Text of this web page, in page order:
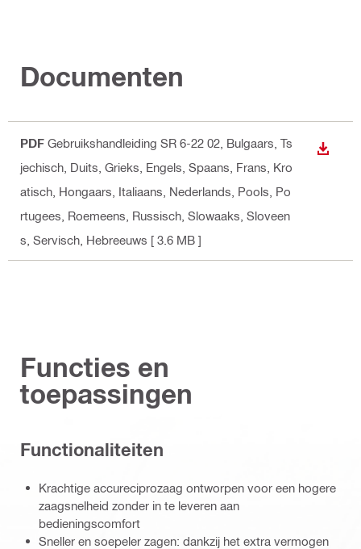
Documenten
PDF Gebruikshandleiding SR 6-22 02 , Bulgaars, Ts
jechisch, Duits, Grieks, Engels, Spaans, Frans, Kro
atisch, Hongaars, Italiaans, Nederlands, Pools, Po
rtugees, Roemeens, Russisch, Slowaaks, Sloveen
s, Servisch, Hebreeuws [ 3.6 MB ]
Functies en
toepassingen
Functionaliteiten
Krachtige accureciprozaag ontworpen voor een hogere
zaagsnelheid zonder in te leveren aan
bedieningscomfort
Sneller en soepeler zagen: dankzij het extra vermogen